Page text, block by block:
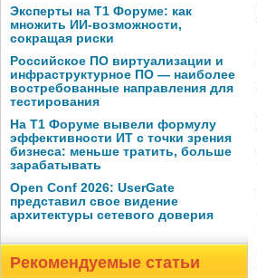
Эксперты на Т1 Форуме: как
множить ИИ-возможности,
сокращая риски
Российское ПО виртуализации и
инфраструктурное ПО — наиболее
востребованные направления для
тестирования
На Т1 Форуме вывели формулу
эффективности ИТ с точки зрения
бизнеса: меньше тратить, больше
зарабатывать
Open Conf 2026: UserGate
представил свое видение
архитектуры сетевого доверия
Рекомендуемые статьи